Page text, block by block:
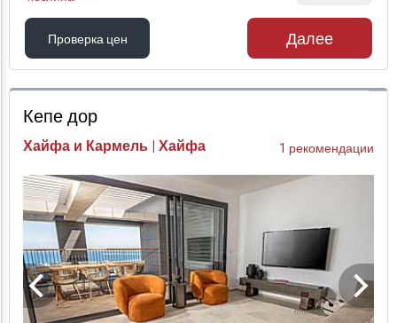
Проверка цен
Проверка цен
Далее
Кепе дор
Хайфа и Кармель | Хайфа 1 рекомендации